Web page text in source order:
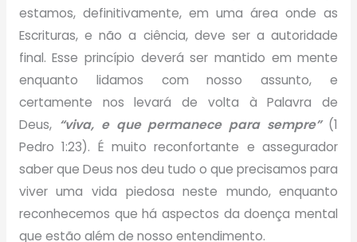
estamos, definitivamente, em uma área onde as
Escrituras, e não a ciência, deve ser a autoridade
final. Esse princípio deverá ser mantido em mente
enquanto lidamos com nosso assunto, e
certamente nos levará de volta à Palavra de
Deus, “viva, e que permanece para sempre”(1
Pedro 1:23). É muito reconfortante e assegurador
saber que Deus nos deu tudo o que precisamos para
viver uma vida piedosa neste mundo, enquanto
reconhecemos que há aspectos da doença mental
que estão além de nosso entendimento.